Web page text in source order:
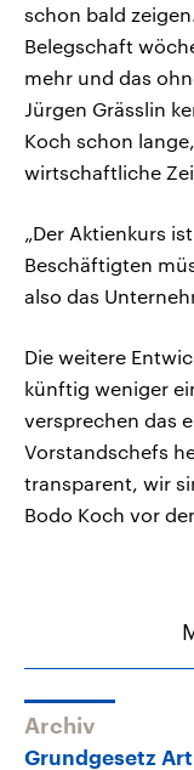
schon bald
Belegschaft
mehr und das
Jürgen Grässlin
Koch schon
wirtschaftliche
„Der Aktienkurs
Beschäftigten
also das
Die weitere
künftig weniger
versprechen das
Vorstandschefs
transparent, wir
Bodo Koch vor
Archiv
Grundgesetz